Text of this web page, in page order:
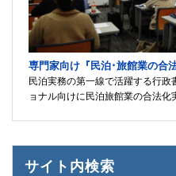
専門家向け『民泊･旅館業の合
民泊実務の第一線で活躍する行
ョナル向けに民泊旅館業の合法化
サイト内検索